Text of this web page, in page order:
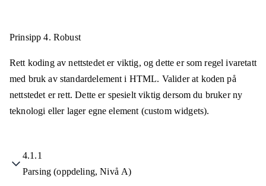
Prinsipp 4. Robust
Rett koding av nettstedet er viktig, og dette er som regel ivaretatt
med bruk av standardelement i HTML. Valider at koden på
nettstedet er rett. Dette er spesielt viktig dersom du bruker ny
teknologi eller lager egne element (custom widgets).
4.1.1
Parsing (oppdeling, Nivå A)